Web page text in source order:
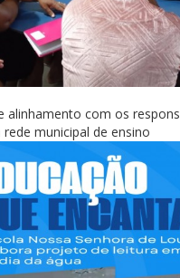
alinhamento com os
rede municipal de ensino